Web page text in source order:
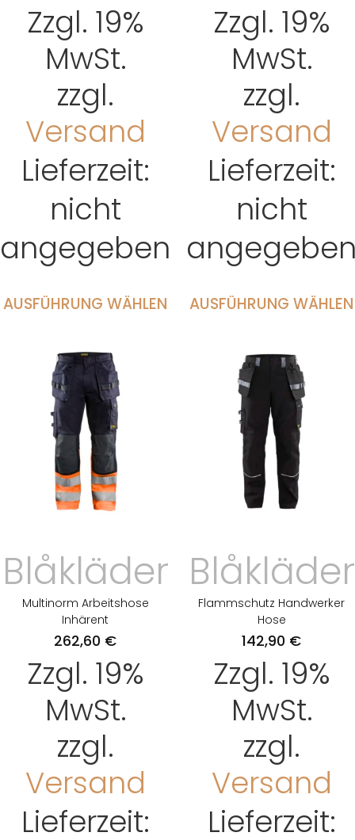
Zzgl. 19%
MwSt.
zzgl.
Versand
Lieferzeit:
nicht
angegeben
AUSFÜHRUNG WÄHLEN
Zzgl. 19%
MwSt.
zzgl.
Versand
Lieferzeit:
nicht
AUSFÜHRUNG WÄHLEN
Blåkläder
Multinorm Arbeitshose
Inhärent
262,60 €
Zzgl. 19%
MwSt.
zzgl.
Versand
Lieferzeit:
Blåkläder
Flammschutz Handwerker
Hose
142,90 €
Zzgl. 19%
MwSt.
zzgl.
Versand
Lieferzeit: